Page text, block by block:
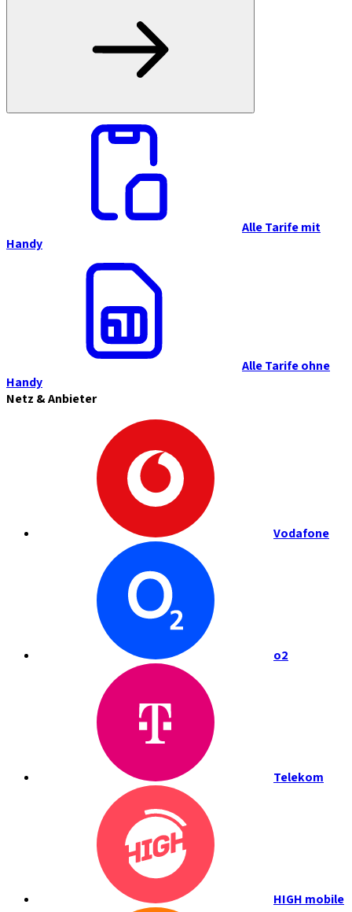
Alle Tarife mit
Handy
Alle Tarife ohne
Handy
Netz & Anbieter
Vodafone
o2
Telekom
HIGH mobile